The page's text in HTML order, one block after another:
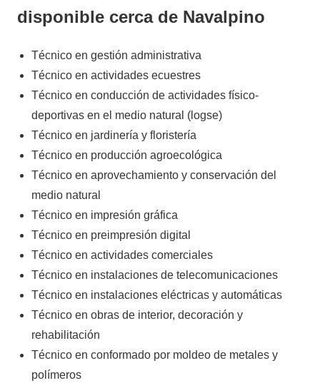
disponible cerca de Navalpino
Técnico en gestión administrativa
Técnico en actividades ecuestres
Técnico en conducción de actividades físico-
deportivas en el medio natural (logse)
Técnico en jardinería y floristería
Técnico en producción agroecológica
Técnico en aprovechamiento y conservación del
medio natural
Técnico en impresión gráfica
Técnico en preimpresión digital
Técnico en actividades comerciales
Técnico en instalaciones de telecomunicaciones
Técnico en instalaciones eléctricas y automáticas
Técnico en obras de interior, decoración y
rehabilitación
Técnico en conformado por moldeo de metales y
polímeros